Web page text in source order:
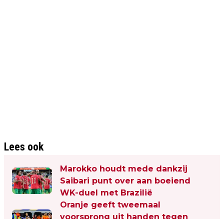
Lees ook
Marokko houdt mede dankzij
Saibari punt over aan boeiend
WK-duel met Brazilië
Oranje geeft tweemaal
voorsprong uit handen tegen